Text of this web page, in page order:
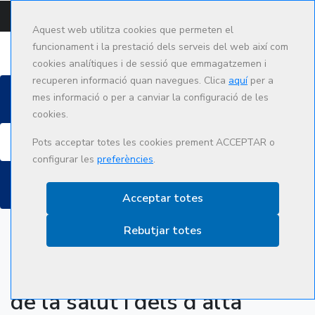
Aquest web utilitza cookies que permeten el
funcionament i la prestació dels serveis del web així com
cookies analítiques i de sessió que emmagatzemen i
recuperen informació quan navegues. Clica aquíper a
mes informació o per a canviar la configuració de les
cookies.
Pots acceptar totes les cookies prement ACCEPTAR o
configurar les preferències.
Acceptar totes
Rebutjar totes
Cerca
Diploma d’especialització en
de la salut i dels d’alta